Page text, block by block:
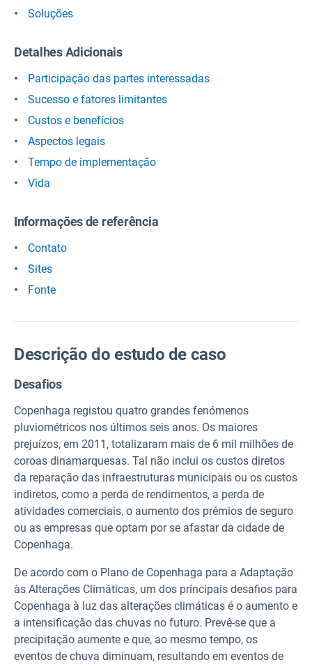
Soluções
Detalhes Adicionais
Participação das partes interessadas
Sucesso e fatores limitantes
Custos e benefícios
Aspectos legais
Tempo de implementação
Vida
Informações de referência
Contato
Sites
Fonte
Descrição do estudo de caso
Desafios
Copenhaga registou quatro grandes fenómenos
pluviométricos nos últimos seis anos. Os maiores
prejuízos, em 2011, totalizaram mais de 6 mil milhões de
coroas dinamarquesas. Tal não inclui os custos diretos
da reparação das infraestruturas municipais ou os custos
indiretos, como a perda de rendimentos, a perda de
atividades comerciais, o aumento dos prémios de seguro
ou as empresas que optam por se afastar da cidade de
Copenhaga.
De acordo com o Plano de Copenhaga para a Adaptação
às Alterações Climáticas, um dos principais desafios para
Copenhaga à luz das alterações climáticas é o aumento e
a intensificação das chuvas no futuro. Prevê-se que a
precipitação aumente e que, ao mesmo tempo, os
eventos de chuva diminuam, resultando em eventos de